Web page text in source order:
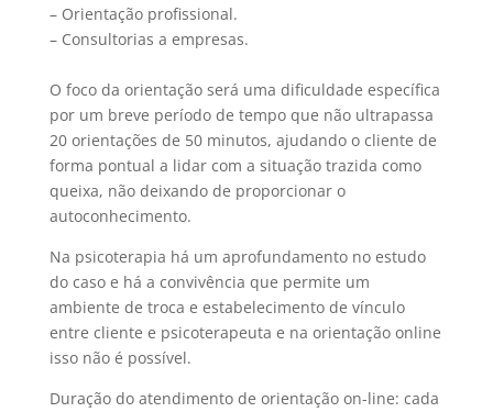
– Orientação profissional.
– Consultorias a empresas.
O foco da orientação será uma dificuldade específica
por um breve período de tempo que não ultrapassa
20 orientações de 50 minutos, ajudando o cliente de
forma pontual a lidar com a situação trazida como
queixa, não deixando de proporcionar o
autoconhecimento.
Na psicoterapia há um aprofundamento no estudo
do caso e há a convivência que permite um
ambiente de troca e estabelecimento de vínculo
entre cliente e psicoterapeuta e na orientação online
isso não é possível.
Duração do atendimento de orientação on-line: cada